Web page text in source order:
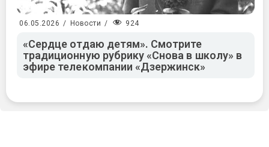
06.05.2026 / Новости / 924
«Сердце отдаю детям». Смотрите
традиционную рубрику «Снова в школу» в
эфире телекомпании «Дзержинск»